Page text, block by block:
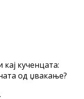
кученцата:
од џвакање?